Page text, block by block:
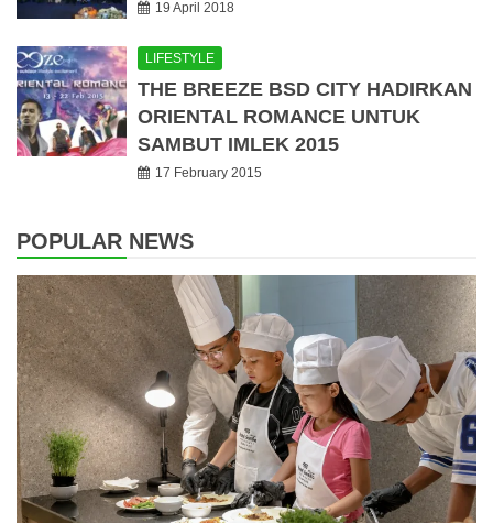
19 April 2018
LIFESTYLE
THE BREEZE BSD CITY HADIRKAN
ORIENTAL ROMANCE UNTUK
SAMBUT IMLEK 2015
17 February 2015
POPULAR NEWS